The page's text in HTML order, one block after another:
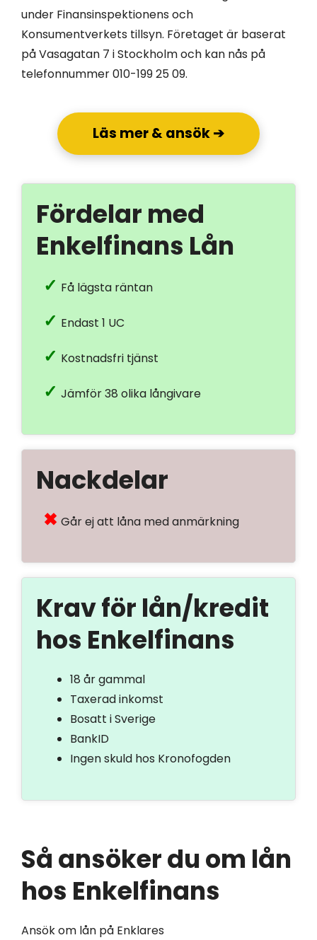
under Finansinspektionens och
Konsumentverkets tillsyn. Företaget är baserat
på Vasagatan 7 i Stockholm och kan nås på
telefonnummer 010-199 25 09.
Läs mer & ansök ➔
Fördelar med
Enkelfinans Lån
Få lägsta räntan
Endast 1 UC
Kostnadsfri tjänst
Jämför 38 olika långivare
Nackdelar
Går ej att låna med anmärkning
Krav för lån/kredit
hos Enkelfinans
18 år gammal
Taxerad inkomst
Bosatt i Sverige
BankID
Ingen skuld hos Kronofogden
Så ansöker du om lån
hos Enkelfinans
Ansök om lån på Enklares